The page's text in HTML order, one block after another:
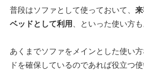
普段はソファとして使っておいて、
ベッドとして利用
、といった使い方も
あくまでソファをメインとした使い
ドを確保しているのであれば役立つ使